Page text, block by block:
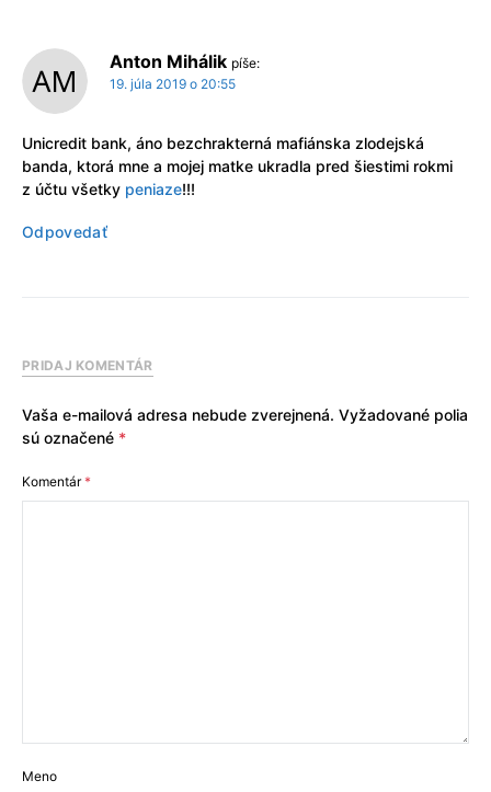
Anton Mihálik píše:
19. júla 2019 o 20:55
Unicredit bank, áno bezchrakterná mafiánska zlodejská
banda, ktorá mne a mojej matke ukradla pred šiestimi rokmi
z účtu všetky peniaze!!!
Odpovedať
PRIDAJ KOMENTÁR
Vaša e-mailová adresa nebude zverejnená. Vyžadované polia
sú označené *
Komentár*
Meno